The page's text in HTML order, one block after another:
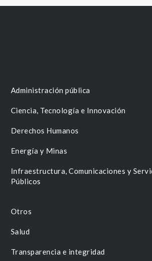
Administración pública
Ciencia, Tecnología e Innovación
Derechos Humanos
Energía y Minas
Infraestructura, Comunicaciones y
Públicos
Otros
Salud
Transparencia e integridad